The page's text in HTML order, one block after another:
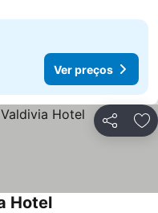
Ver preços
Partilhar
Hotel